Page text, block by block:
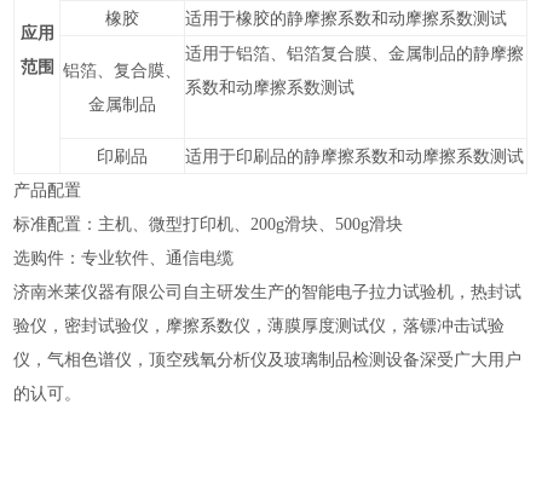
应用
范围
橡胶
适用于橡胶的静摩擦系数和动摩擦系数测试
铝箔、复合膜、
金属制品
适用于铝箔、铝箔复合膜、金属制品的静摩擦
系数和动摩擦系数测试
印刷品 适用于印刷品的静摩擦系数和动摩擦系数测试
产品配置
标准配置： 主机、微型打印机、200g滑块、500g滑块
选购件 ：专业软件、通信电缆
济南米莱仪器有限公司自主研发生产的智能电子拉力试验机，热封试
验仪，密封试验仪，摩擦系数仪，薄膜厚度测试仪，落镖冲击试验
仪，气相色谱仪，顶空残氧分析仪及玻璃制品检测设备深受广大用户
的认可。